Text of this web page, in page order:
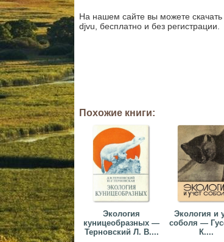
На нашем сайте вы можете
djvu, бесплатно и без регистрации.
Похожие книги:
Экология
куницеобразных —
Терновский Л. В....
Экология и
соболя —
К....